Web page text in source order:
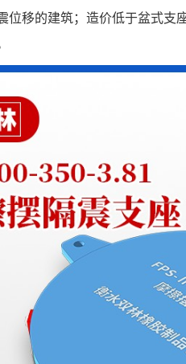
位移的建筑；造价低于盆式支